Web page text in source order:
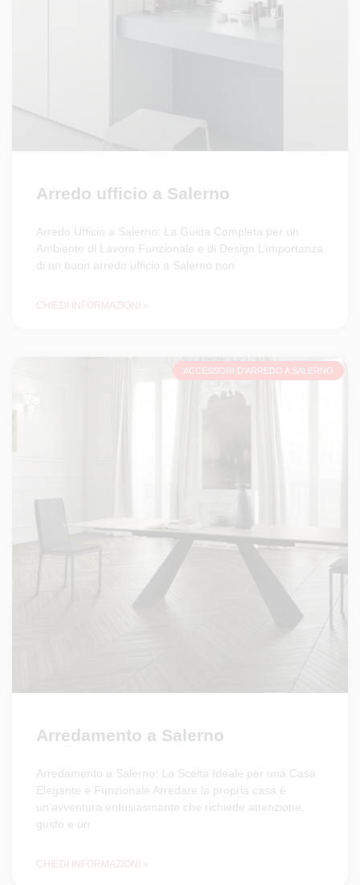
Arredo ufficio a Salerno
Arredo Ufficio a Salerno: La Guida Completa per un
Ambiente di Lavoro Funzionale e di Design L’importanza
di un buon arredo ufficio a Salerno non
CHIEDI INFORMAZIONI »
ACCESSORI D'ARREDO A SALERNO
Arredamento a Salerno
Arredamento a Salerno: La Scelta Ideale per una Casa
Elegante e Funzionale Arredare la propria casa è
un’avventura entusiasmante che richiede attenzione,
gusto e un
CHIEDI INFORMAZIONI »